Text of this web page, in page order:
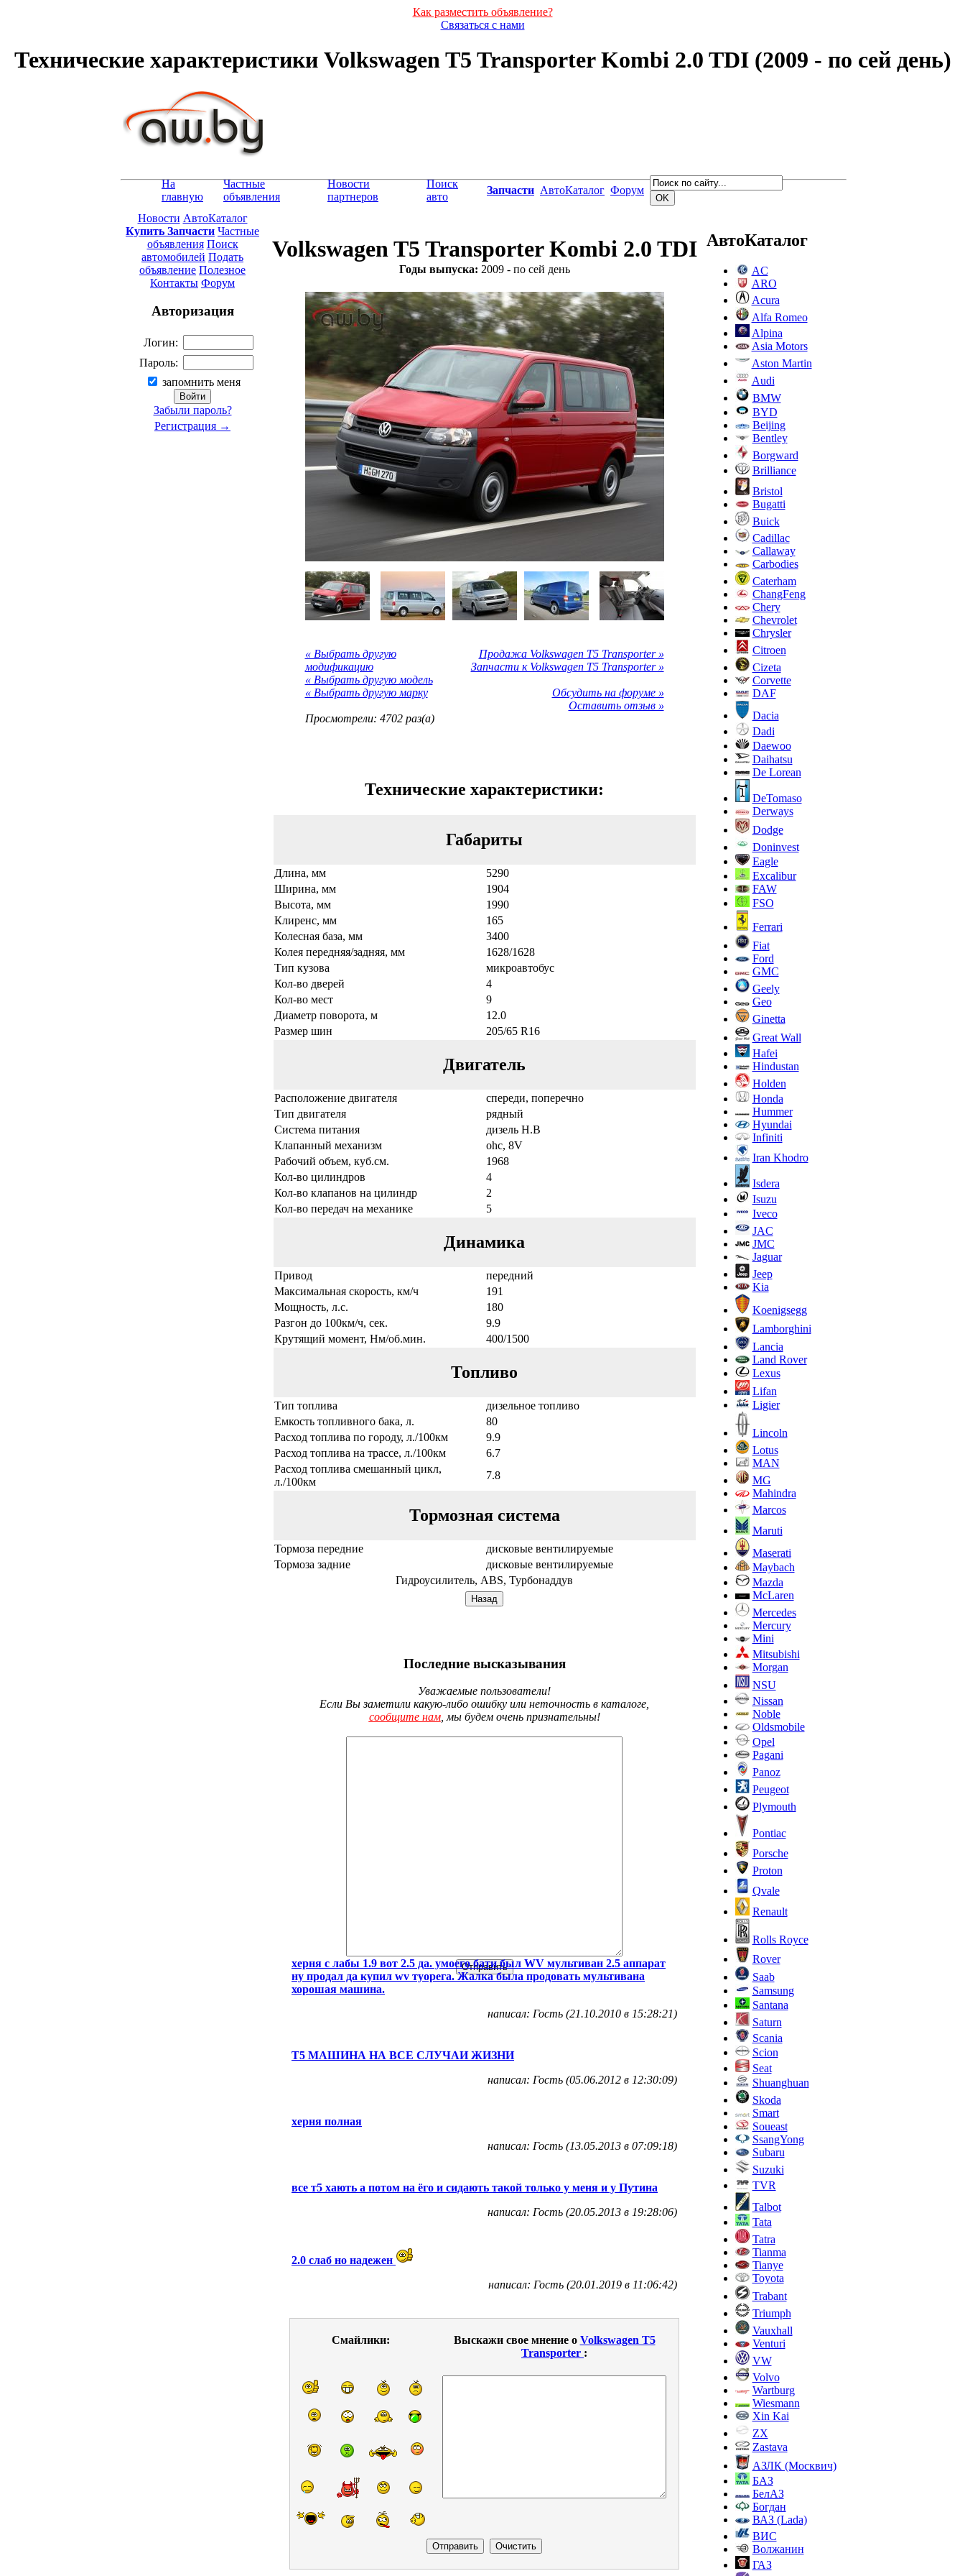
Как разместить объявление?
Связаться с нами
Технические характеристики Volkswagen T5 Transporter Kombi 2.0 TDI (2009 - по сей день)
На
главную
Частные
объявления
Новости
партнеров
Поиск
авто
Запчасти АвтоКаталог Форум
Новости АвтоКаталог
Купить Запчасти Частные
объявления Поиск
автомобилей Подать
объявление Полезное
Контакты Форум
Авторизация
Логин:
Пароль:
запомнить меня
Забыли пароль?
Регистрация →
Volkswagen T5 Transporter Kombi 2.0 TDI
Годы выпуска: 2009 - по сей день
« Выбрать другую
модификацию
« Выбрать другую модель
« Выбрать другую марку
Просмотрели: 4702 раз(а)
Продажа Volkswagen T5 Transporter »
Запчасти к Volkswagen T5 Transporter »
Обсудить на форуме »
Оставить отзыв »
Технические характеристики:
Габариты
Длина, мм
5290
Ширина, мм
1904
Высота, мм
1990
Клиренс, мм
165
Колесная база, мм
3400
Колея передняя/задняя, мм
1628/1628
Тип кузова
микроавтобус
Кол-во дверей
4
Кол-во мест
9
Диаметр поворота, м
12.0
Размер шин
205/65 R16
Двигатель
Расположение двигателя
спереди, поперечно
Тип двигателя
рядный
Система питания
дизель Н.В
Клапанный механизм
ohc, 8V
Рабочий объем, куб.см.
1968
Кол-во цилиндров
4
Кол-во клапанов на цилиндр
2
Кол-во передач на механике
5
Динамика
Привод
передний
Максимальная скорость, км/ч
191
Мощность, л.с.
180
Разгон до 100км/ч, сек.
9.9
Крутящий момент, Нм/об.мин.
400/1500
Топливо
Тип топлива
дизельное топливо
Емкость топливного бака, л.
80
Расход топлива по городу, л./100км
9.9
Расход топлива на трассе, л./100км
6.7
Расход топлива смешанный цикл,
л./100км
7.8
Тормозная система
Тормоза передние
дисковые вентилируемые
Тормоза задние
дисковые вентилируемые
Гидроусилитель, ABS, Турбонаддув
Последние высказывания
Уважаемые пользователи!
Если Вы заметили какую-либо ошибку или неточность в каталоге,
сообщите нам, мы будем очень признательны!
херня с лабы 1.9 вот 2.5 да. умоего бати был WV мультиван 2.5 аппарат
ну продал да купил wv туорега. Жалка была продовать мультивана
хорошая машина.
написал: Гость (21.10.2010 в 15:28:21)
Т5 МАШИНА НА ВСЕ СЛУЧАИ ЖИЗНИ
написал: Гость (05.06.2012 в 12:30:09)
херня полная
написал: Гость (13.05.2013 в 07:09:18)
все т5 хають а потом на ёго и сидають такой только у меня и у Путина
написал: Гость (20.05.2013 в 19:28:06)
2.0 слаб но надежен
написал: Гость (20.01.2019 в 11:06:42)
Смайлики: Выскажи свое мнение о Volkswagen T5
Transporter :
АвтоКаталог
AC
ARO
Acura
Alfa Romeo
Alpina
Asia Motors
Aston Martin
Audi
BMW
BYD
Beijing
Bentley
Borgward
Brilliance
Bristol
Bugatti
Buick
Cadillac
Callaway
Carbodies
Caterham
ChangFeng
Chery
Chevrolet
Chrysler
Citroen
Cizeta
Corvette
DAF
Dacia
Dadi
Daewoo
Daihatsu
De Lorean
DeTomaso
Derways
Dodge
Doninvest
Eagle
Excalibur
FAW
FSO
Ferrari
Fiat
Ford
GMC
Geely
Geo
Ginetta
Great Wall
Hafei
Hindustan
Holden
Honda
Hummer
Hyundai
Infiniti
Iran Khodro
Isdera
Isuzu
Iveco
JAC
JMC
Jaguar
Jeep
Kia
Koenigsegg
Lamborghini
Lancia
Land Rover
Lexus
Lifan
Ligier
Lincoln
Lotus
MAN
MG
Mahindra
Marcos
Maruti
Maserati
Maybach
Mazda
McLaren
Mercedes
Mercury
Mini
Mitsubishi
Morgan
NSU
Nissan
Noble
Oldsmobile
Opel
Pagani
Panoz
Peugeot
Plymouth
Pontiac
Porsche
Proton
Qvale
Renault
Rolls Royce
Rover
Saab
Samsung
Santana
Saturn
Scania
Scion
Seat
Shuanghuan
Skoda
Smart
Soueast
SsangYong
Subaru
Suzuki
TVR
Talbot
Tata
Tatra
Tianma
Tianye
Toyota
Trabant
Triumph
Vauxhall
Venturi
VW
Volvo
Wartburg
Wiesmann
Xin Kai
ZX
Zastava
АЗЛК (Москвич)
БАЗ
БелАЗ
Богдан
ВАЗ (Lada)
ВИС
Волжанин
ГАЗ